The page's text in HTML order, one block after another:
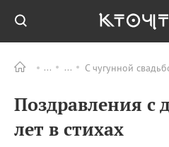
С чугунной
Поздравления с
лет в стихах